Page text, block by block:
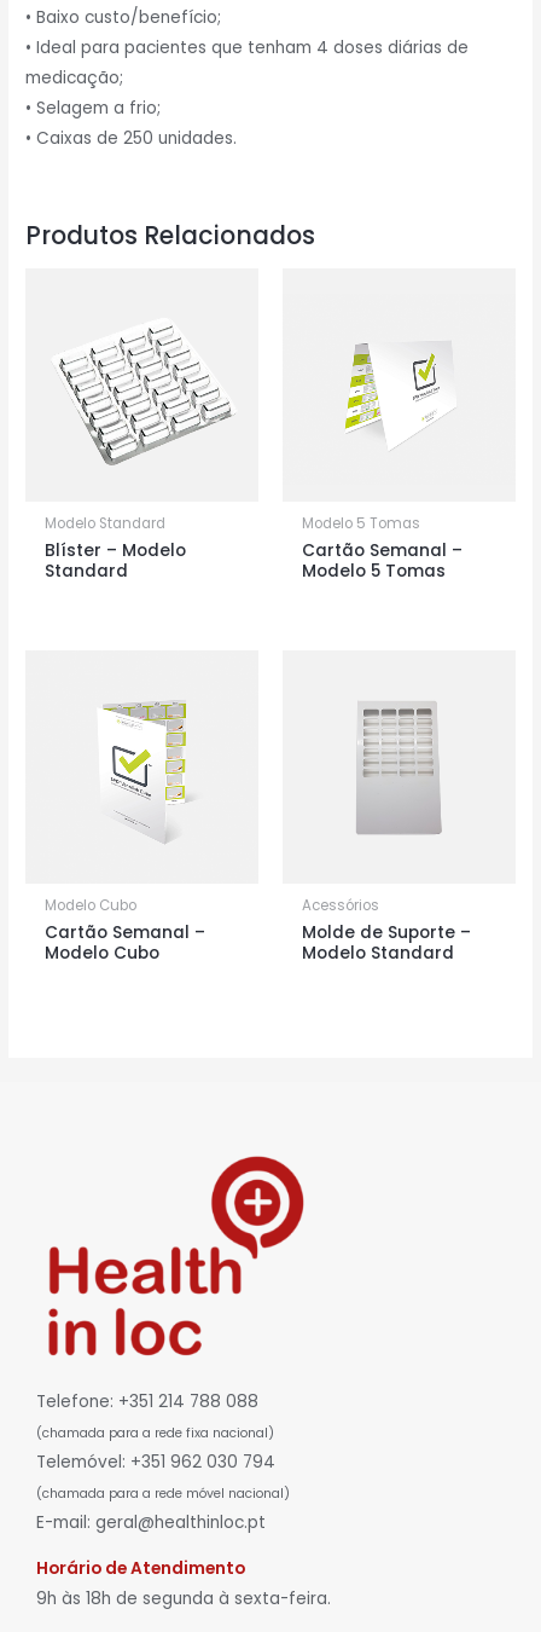
• Baixo custo/benefício;
• Ideal para pacientes que tenham 4 doses diárias de
medicação;
• Selagem a frio;
• Caixas de 250 unidades.
Produtos Relacionados
Modelo Standard
Blíster – Modelo
Standard
Modelo 5 Tomas
Cartão Semanal –
Modelo 5 Tomas
Modelo Cubo
Cartão Semanal –
Modelo Cubo
Acessórios
Molde de Suporte –
Modelo Standard
Telefone: +351 214 788 088
(chamada para a rede fixa nacional)
Telemóvel: +351 962 030 794
(chamada para a rede móvel nacional)
E-mail: geral@healthinloc.pt
Horário de Atendimento
9h às 18h de segunda à sexta-feira.